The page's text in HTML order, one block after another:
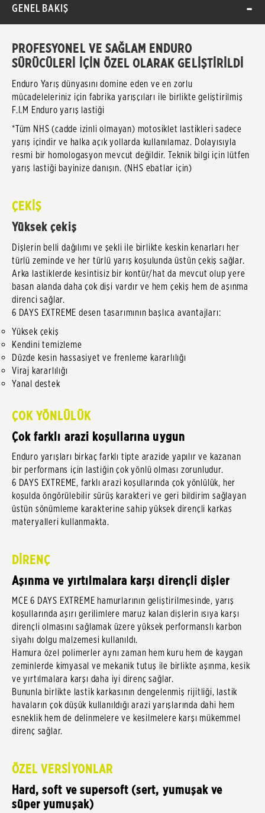
GENEL BAKIŞ
PROFESYONEL VE SAĞLAM ENDURO
SÜRÜCÜLERİ İÇİN ÖZEL OLARAK GELİŞTİRİLDİ
Enduro Yarış dünyasını domine eden ve en zorlu
mücadeleleriniz için fabrika yarışçıları ile birlikte geliştirilmiş
F.I.M Enduro yarış lastiği
*Tüm NHS (cadde izinli olmayan) motosiklet lastikleri sadece
yarış içindir ve halka açık yollarda kullanılamaz. Dolayısıyla
resmi bir homologasyon mevcut değildir. Teknik bilgi için lütfen
yarış lastiği bayinize danışın. (NHS ebatlar için)
ÇEKİŞ
Yüksek çekiş
Dişlerin belli dağılımı ve şekli ile birlikte keskin kenarları her
türlü zeminde ve her türlü yarış koşulunda üstün çekiş sağlar.
Arka lastiklerde kesintisiz bir kontür/hat da mevcut olup yere
basan alanda daha çok dişi vardır ve hem çekiş hem de aşınma
direnci sağlar.
6 DAYS EXTREME desen tasarımının başlıca avantajları:
Yüksek çekiş
Kendini temizleme
Düzde kesin hassasiyet ve frenleme kararlılığı
Viraj kararlılığı
Yanal destek
ÇOK YÖNLÜLÜK
Çok farklı arazi koşullarına uygun
Enduro yarışları birkaç farklı tipte arazide yapılır ve kazanan
bir performans için lastiğin çok yönlü olması zorunludur.
6 DAYS EXTREME, farklı arazi koşullarında çok yönlülük, her
koşulda öngörülebilir sürüş karakteri ve geri bildirim sağlayan
üstün sönümleme karakterine sahip yüksek dirençli karkas
materyalleri kullanmakta.
DİRENÇ
Aşınma ve yırtılmalara karşı dirençli dişler
MCE 6 DAYS EXTREME hamurlarının geliştirilmesinde, yarış
koşullarında aşırı gerilimlere maruz kalan dişlerin ısıya karşı
dirençli olmasını sağlamak üzere yüksek performanslı karbon
siyahı dolgu malzemesi kullanıldı.
Hamura özel polimerler aynı zaman hem kuru hem de kaygan
zeminlerde kimyasal ve mekanik tutuş ile birlikte aşınma, kesik
ve yırtılmalara karşı daha iyi direnç sağlar.
Bununla birlikte lastik karkasının dengelenmiş rijitliği, lastik
havaların çok düşük kullanıldığı arazi yarışlarında dahi hem
esneklik hem de delinmelere ve kesilmelere karşı mükemmel
direnç sağlar.
ÖZEL VERSİYONLAR
Hard, soft ve supersoft (sert, yumuşak ve
süper yumuşak)